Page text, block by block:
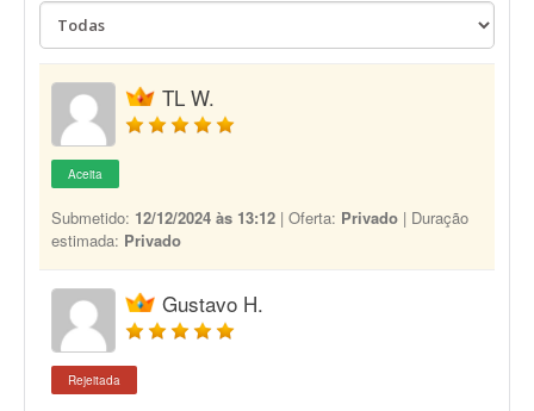
TL W.
Aceita
Submetido: 12/12/2024 às 13:12 | Oferta: Privado | Duração
estimada: Privado
Gustavo H.
Rejeitada